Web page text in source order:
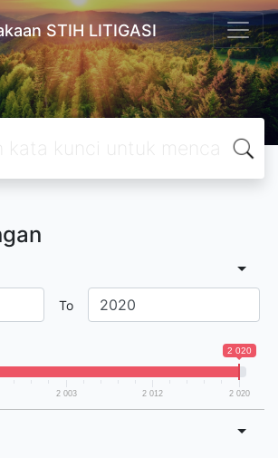
STIH LITIGASI
To
2 020
2 003 2 012 2 020